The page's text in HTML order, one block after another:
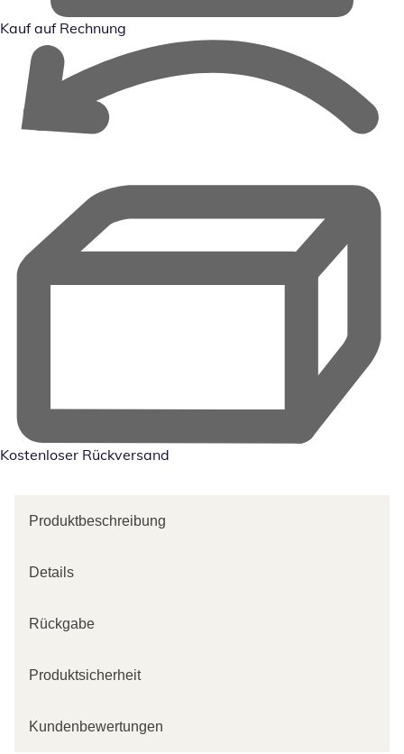
Kauf auf Rechnung
Kostenloser Rückversand
Produktbeschreibung
Details
Rückgabe
Produktsicherheit
Kundenbewertungen